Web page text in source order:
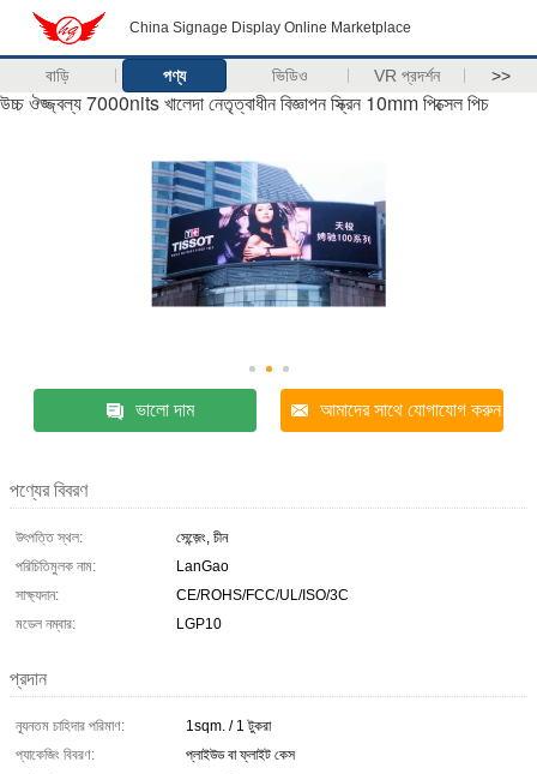
China Signage Display Online Marketplace
বাড়ি পণ্য ভিডিও VR প্রদর্শন >>
উচ্চ ঔজ্জ্বল্য 7000nits খালেদা নেতৃত্বাধীন বিজ্ঞাপন স্ক্রিন 10mm পিক্সেল পিচ
ভালো দাম আমাদের সাথে যোগাযোগ করুন
পণ্যের বিবরণ
উৎপত্তি স্থল:
সেন্জ়েং, চীন
পরিচিতিমুলক নাম:
LanGao
সাক্ষ্যদান:
CE/ROHS/FCC/UL/ISO/3C
মডেল নম্বার:
LGP10
প্রদান
ন্যূনতম চাহিদার পরিমাণ:
1sqm. / 1 টুকরা
প্যাকেজিং বিবরণ:
প্লাইউড বা ফ্লাইট কেস